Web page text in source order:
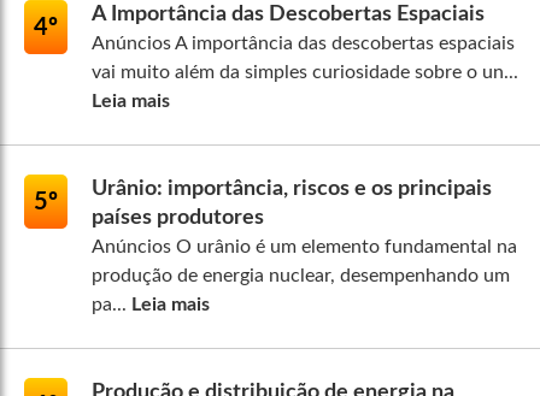
4º
A Importância das Descobertas Espaciais
Anúncios A importância das descobertas espaciais
vai muito além da simples curiosidade sobre o un...
Leia mais
5º
Urânio: importância, riscos e os principais
países produtores
Anúncios O urânio é um elemento fundamental na
produção de energia nuclear, desempenhando um
pa... Leia mais